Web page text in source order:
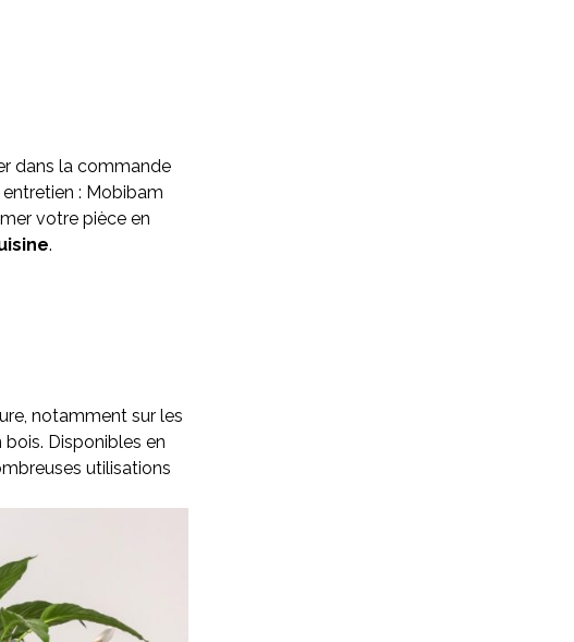
dans la commande
: Mobibam
votre pièce en
.
notamment sur les
Disponibles en
utilisations